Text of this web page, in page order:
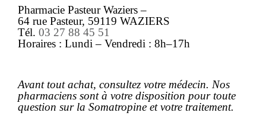
Pharmacie Pasteur Waziers –
64 rue Pasteur, 59119 WAZIERS
Tél. 03 27 88 45 51
Horaires : Lundi – Vendredi : 8h–17h
Avant toutachat, consultez votre médecin. Nos
pharmaciens sont à votre disposition pour toute
question sur la Somatropine et votre traitement.